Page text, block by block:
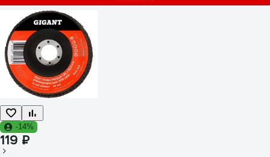
-14%
119 ₽